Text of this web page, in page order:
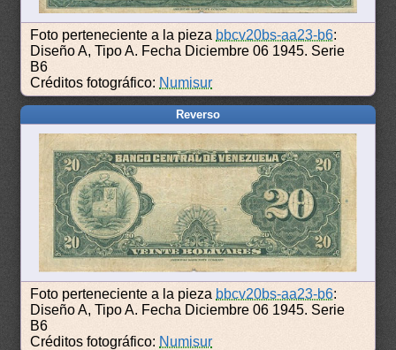
Foto perteneciente a la pieza bbcv20bs-aa23-b6:
Diseño A, Tipo A. Fecha Diciembre 06 1945. Serie
B6
Créditos fotográfico: Numisur
Reverso
Foto perteneciente a la pieza bbcv20bs-aa23-b6:
Diseño A, Tipo A. Fecha Diciembre 06 1945. Serie
B6
Créditos fotográfico: Numisur